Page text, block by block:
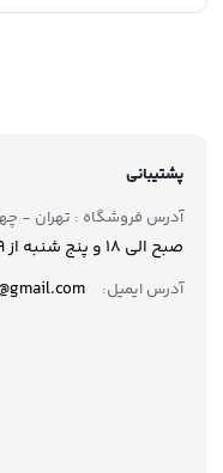
پشتیبانی
آدرس فروشگاه : تهران - چهار
صبح الی 18 و پنج شنبه از 9 تا ۱5
آدرس ایمیل: